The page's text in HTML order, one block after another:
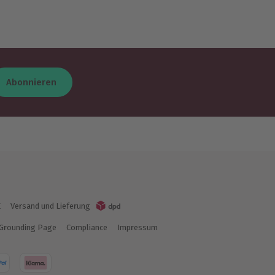
Abonnieren
Versand und Lieferung
Grounding Page Compliance Impressum